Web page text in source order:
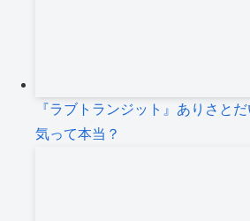
『ラブトランジット』ありさと
気って本当？